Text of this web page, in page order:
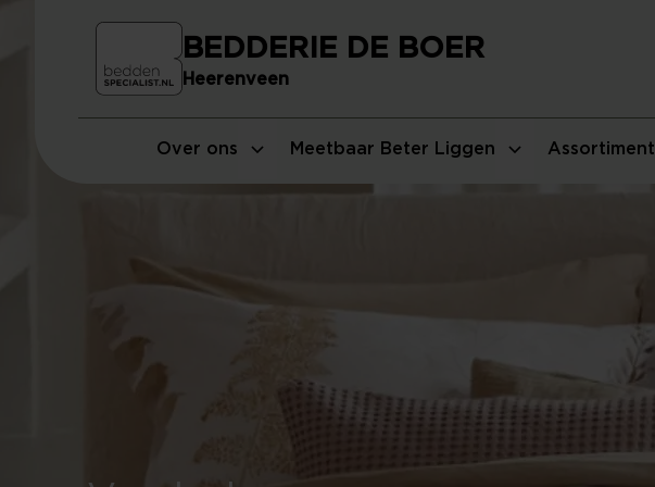
Over ons Meetbaar Beter Liggen Assortiment
BEDDERIE DE BOER
Heerenveen